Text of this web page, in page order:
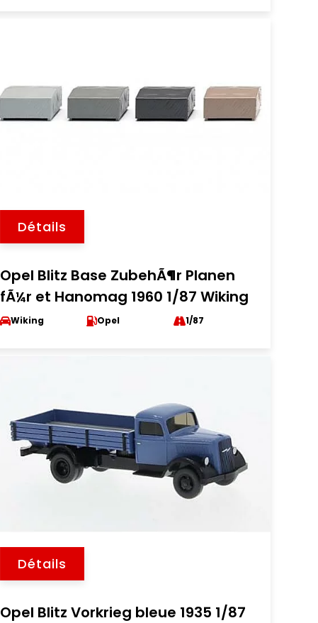
Détails
Opel Blitz Base ZubehÃ¶r Planen
fÃ¼r et Hanomag 1960 1/87 Wiking
Wiking Opel 1/87
Détails
Opel Blitz Vorkrieg bleue 1935 1/87